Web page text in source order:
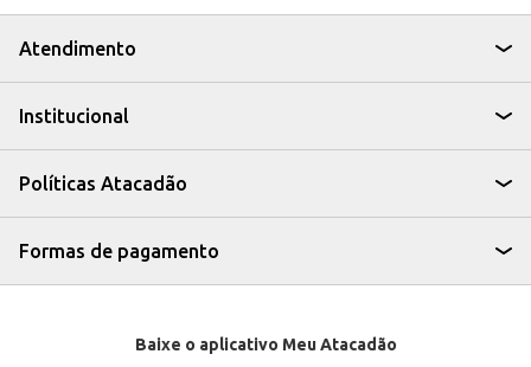
Atendimento
Institucional
Políticas Atacadão
Formas de pagamento
Baixe o aplicativo Meu Atacadão